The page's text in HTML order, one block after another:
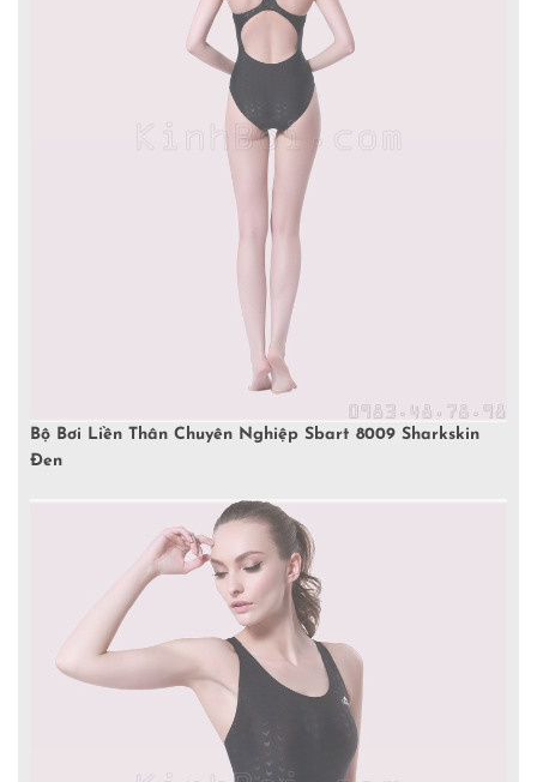
Bộ Bơi Liền Thân Chuyên Nghiệp Sbart 8009 Sharkskin
Đen